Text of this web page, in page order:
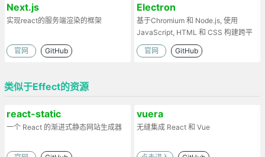
Next.js
实现react的服务端渲染的框架
官网 GitHub
Electron
基于Chromium 和 Node.js, 使用
JavaScript, HTML 和 CSS 构建跨平
台的桌面应用
官网 GitHub
类似于Effect的资源
react-static
一个 React 的渐进式静态网站生成器
vuera
无缝集成 React 和 Vue